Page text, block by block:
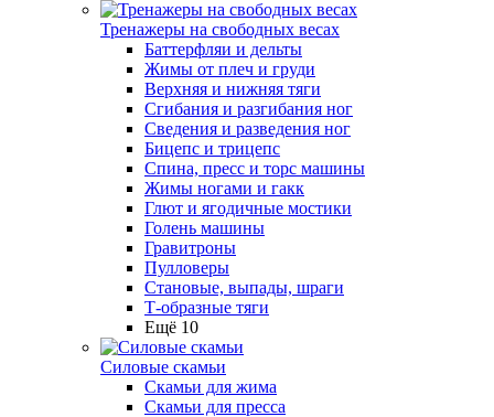
Тренажеры на свободных весах
Баттерфляи и дельты
Жимы от плеч и груди
Верхняя и нижняя тяги
Сгибания и разгибания ног
Сведения и разведения ног
Бицепс и трицепс
Спина, пресс и торс машины
Жимы ногами и гакк
Глют и ягодичные мостики
Голень машины
Гравитроны
Пулловеры
Становые, выпады, шраги
Т-образные тяги
Ещё 10
Силовые скамьи
Скамьи для жима
Скамьи для пресса